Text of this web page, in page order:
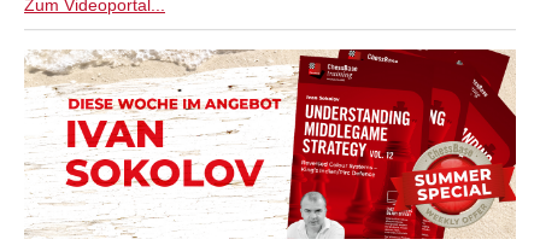
Zum Videoportal...